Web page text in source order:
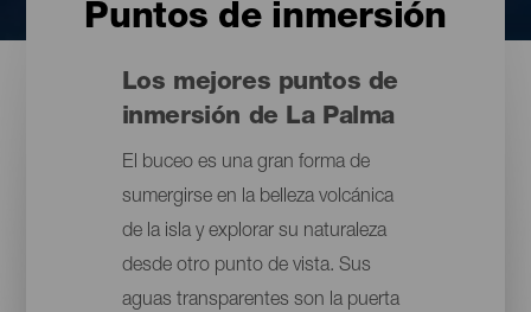
Puntos de inmersión
Los mejores puntos de
inmersión de La Palma
El buceo es una gran forma de
sumergirse en la belleza volcánica
de la isla y explorar su naturaleza
desde otro punto de vista. Sus
aguas transparentes son la puerta